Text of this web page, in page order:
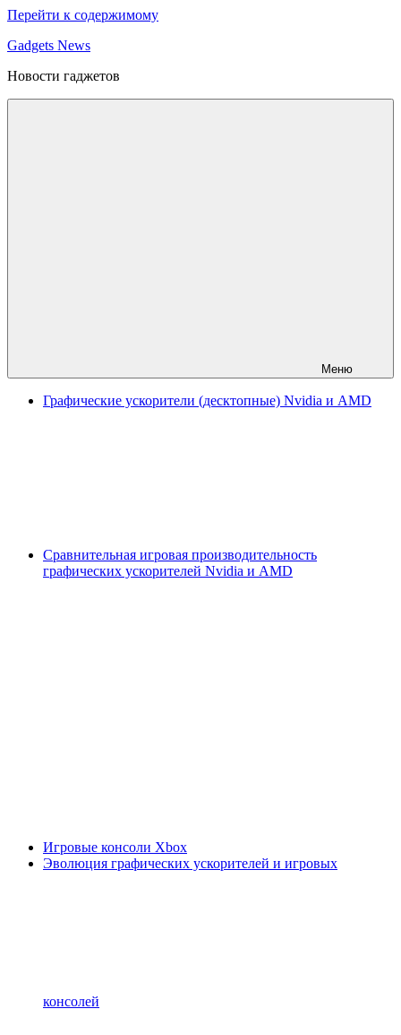
Перейти к содержимому
Gadgets News
Новости гаджетов
Меню
Графические ускорители (десктопные) Nvidia и AMD
Сравнительная игровая производительность
графических ускорителей Nvidia и AMD
Игровые консоли Xbox
Эволюция графических ускорителей и игровых
консолей